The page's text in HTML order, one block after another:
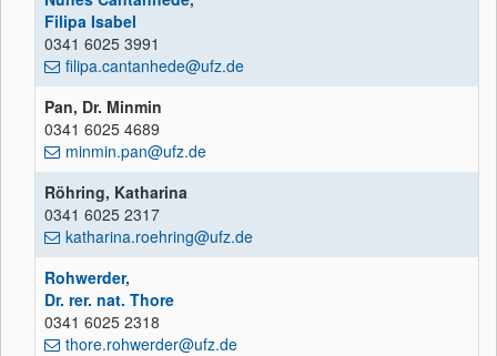
Filipa Isabel
0341 6025 3991
filipa.cantanhede@ufz.de
Pan, Dr. Minmin
0341 6025 4689
minmin.pan@ufz.de
Röhring, Katharina
0341 6025 2317
katharina.roehring@ufz.de
Rohwerder,
Dr. rer. nat. Thore
0341 6025 2318
thore.rohwerder@ufz.de